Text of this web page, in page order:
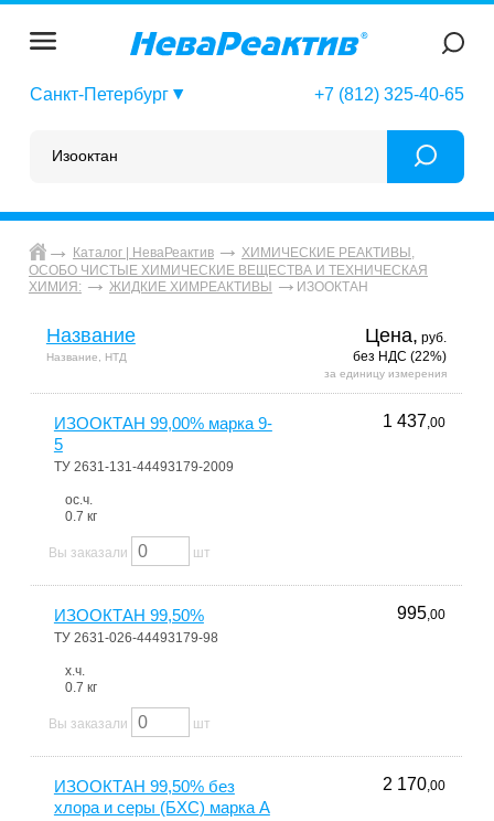
Санкт-Петербург +7 (812) 325-40-65
Каталог | НеваРеактив
ХИМИЧЕСКИЕ РЕАКТИВЫ,
ОСОБО ЧИСТЫЕ ХИМИЧЕСКИЕ ВЕЩЕСТВА И ТЕХНИЧЕСКАЯ
ХИМИЯ:
ЖИДКИЕ ХИМРЕАКТИВЫ ИЗООКТАН
Название
Название, НТД
Цена, руб.
без НДС (22%)
за единицу измерения
ИЗООКТАН 99,00% марка 9-
5
ТУ 2631-131-44493179-2009
ос.ч.
0.7 кг
1 437,00
Вы заказали шт
ИЗООКТАН 99,50%
ТУ 2631-026-44493179-98
х.ч.
0.7 кг
995,00
Вы заказали шт
ИЗООКТАН 99,50% без
хлора и серы (БХС) марка А
2 170,00